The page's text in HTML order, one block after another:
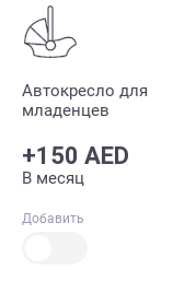
Автокресло для
младенцев
+150 AED
В месяц
Добавить